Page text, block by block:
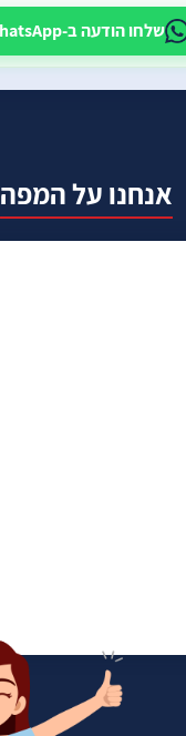
שלחו הודעה ב-WhatsApp
אנחנו על המפה